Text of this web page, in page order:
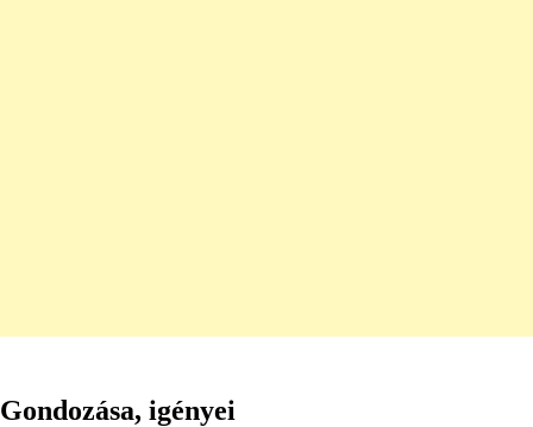
Gondozása, igényei